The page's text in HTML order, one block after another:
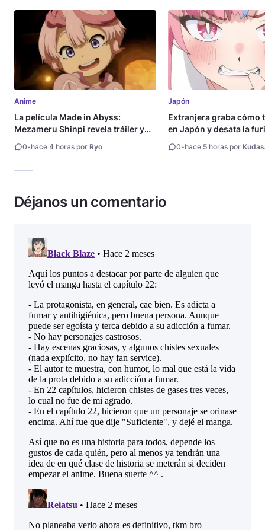
Anime
La película Made in Abyss:
Mezameru Shinpi revela tráiler y
0-hace 4 horas por Ryo
Japón
Extranjera graba cómo
en Japón y desata la
0-hace 5 horas por
Déjanos un comentario